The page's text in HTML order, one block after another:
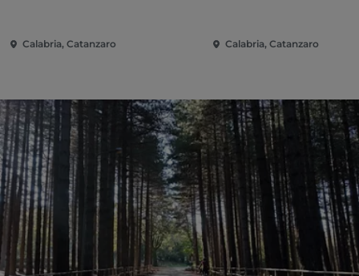
Calabria, Catanzaro Calabria, Catanzaro